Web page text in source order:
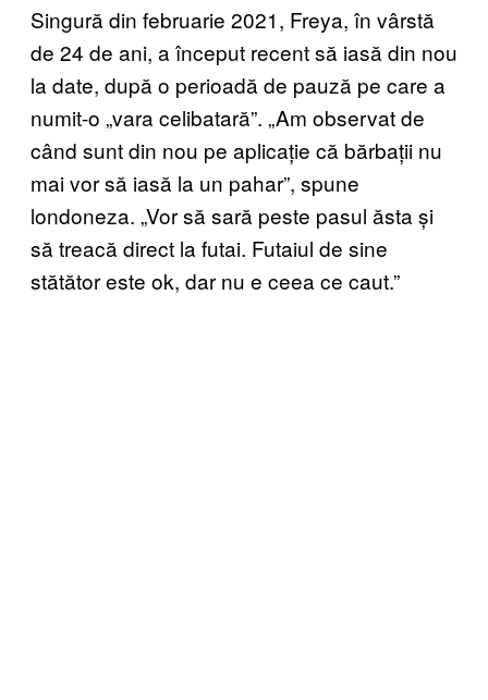
Singură din februarie 2021, Freya, în vârstă
de 24 de ani, a început recent să iasă din nou
la date, după o perioadă de pauză pe care a
numit-o „vara celibatară”. „Am observat de
când sunt din nou pe aplicație că bărbații nu
mai vor să iasă la un pahar”, spune
londoneza. „Vor să sară peste pasul ăsta și
să treacă direct la futai. Futaiul de sine
stătător este ok, dar nu e ceea ce caut.”